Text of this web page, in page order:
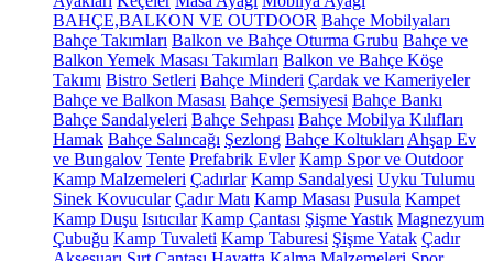
BAHÇE,BALKON VE OUTDOOR Bahçe Mobilyaları
Bahçe Takımları Balkon ve Bahçe Oturma Grubu Bahçe ve
Balkon Yemek Masası Takımları Balkon ve Bahçe Köşe
Takımı Bistro Setleri Bahçe Minderi Çardak ve Kameriyeler
Bahçe ve Balkon Masası Bahçe Şemsiyesi Bahçe Bankı
Bahçe Sandalyeleri Bahçe Sehpası Bahçe Mobilya Kılıfları
Hamak Bahçe Salıncağı Şezlong Bahçe Koltukları Ahşap Ev
ve Bungalov Tente Prefabrik Evler Kamp Spor ve Outdoor
Kamp Malzemeleri Çadırlar Kamp Sandalyesi Uyku Tulumu
Sinek Kovucular Çadır Matı Kamp Masası Pusula Kampet
Kamp Duşu Isıtıcılar Kamp Çantası Şişme Yastık Magnezyum
Çubuğu Kamp Tuvaleti Kamp Taburesi Şişme Yatak Çadır